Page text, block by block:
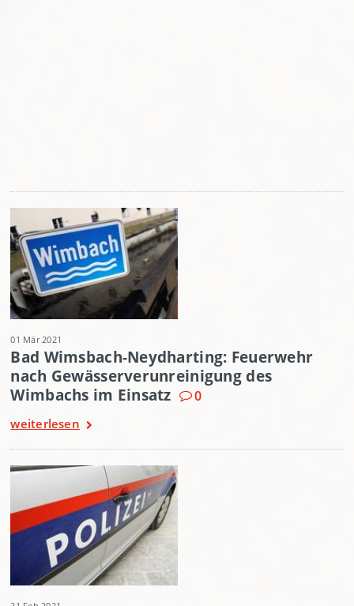
01 Mär 2021
Bad Wimsbach-Neydharting: Feuerwehr
nach Gewässerverunreinigung des
Wimbachs im Einsatz
0
weiterlesen